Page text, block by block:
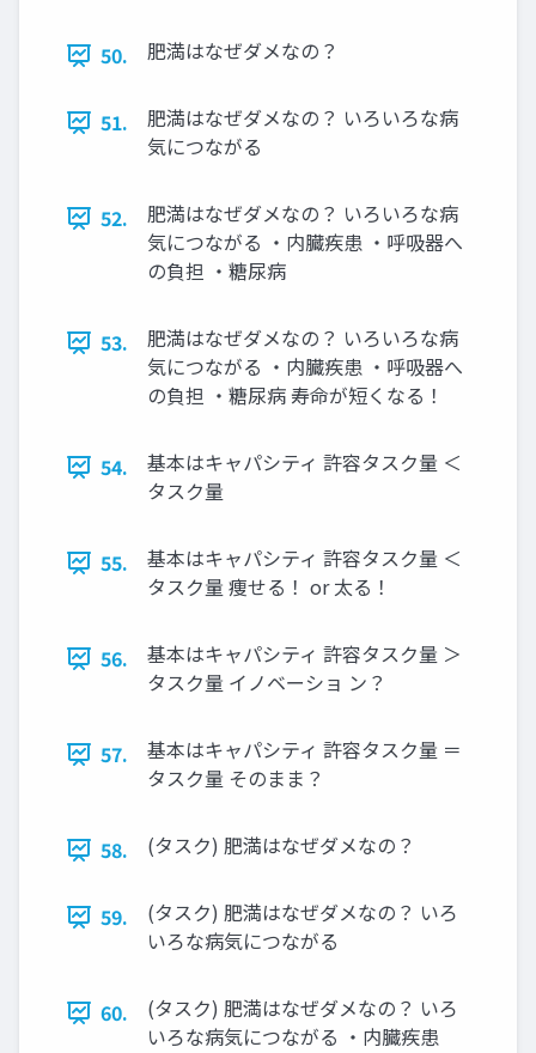
50. 肥満はなぜダメなの？
51.
肥満はなぜダメなの？ いろいろな病
気につながる
52.
肥満はなぜダメなの？ いろいろな病
気につながる ・内臓疾患 ・呼吸器へ
の負担 ・糖尿病
53.
肥満はなぜダメなの？ いろいろな病
気につながる ・内臓疾患 ・呼吸器へ
の負担 ・糖尿病 寿命が短くなる！
54.
基本はキャパシティ 許容タスク量 ＜
タスク量
55.
基本はキャパシティ 許容タスク量 ＜
タスク量 痩せる！ or 太る！
56.
基本はキャパシティ 許容タスク量 ＞
タスク量 イノベーショ ン？
57.
基本はキャパシティ 許容タスク量 ＝
タスク量 そのまま？
58. (タスク) 肥満はなぜダメなの？
59.
(タスク) 肥満はなぜダメなの？ いろ
いろな病気につながる
60.
(タスク) 肥満はなぜダメなの？ いろ
いろな病気につながる ・内臓疾患